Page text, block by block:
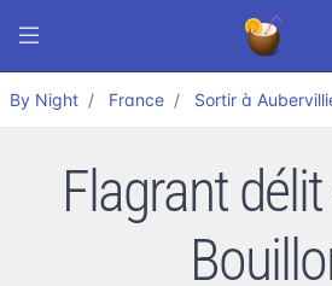
By Night France Sortir à
Flagrant